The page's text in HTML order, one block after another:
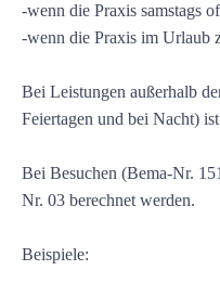
-wenn die Praxis samstags
-wenn die Praxis im Urlaub
Bei Leistungen außerhalb
Feiertagen und bei Nacht)
Bei Besuchen (Bema-Nr.
Nr. 03 berechnet werden.
Beispiele: